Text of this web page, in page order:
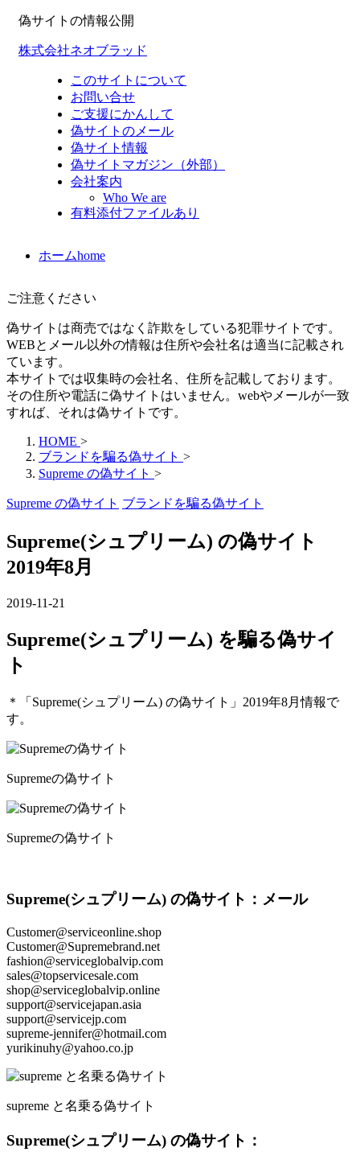
偽サイトの情報公開
株式会社ネオブラッド
このサイトについて
お問い合せ
ご支援にかんして
偽サイトのメール
偽サイト情報
偽サイトマガジン（外部）
会社案内
Who We are
有料添付ファイルあり
ホームhome
ご注意ください
偽サイトは商売ではなく詐欺をしている犯罪サイトです。
WEBとメール以外の情報は住所や会社名は適当に記載され
ています。
本サイトでは収集時の会社名、住所を記載しております。
その住所や電話に偽サイトはいません。webやメールが一致
すれば、それは偽サイトです。
HOME >
ブランドを騙る偽サイト >
Supreme の偽サイト >
Supreme の偽サイト ブランドを騙る偽サイト
Supreme(シュプリーム) の偽サイト
2019年8月
2019-11-21
Supreme(シュプリーム) を騙る偽サイ
ト
＊「Supreme(シュプリーム) の偽サイト」2019年8月情報で
す。
Supremeの偽サイト
Supremeの偽サイト
Supreme(シュプリーム) の偽サイト：メール
Customer@serviceonline.shop
Customer@Supremebrand.net
fashion@serviceglobalvip.com
sales@topservicesale.com
shop@serviceglobalvip.online
support@servicejapan.asia
support@servicejp.com
supreme-jennifer@hotmail.com
yurikinuhy@yahoo.co.jp
supreme と名乗る偽サイト
Supreme(シュプリーム) の偽サイト：